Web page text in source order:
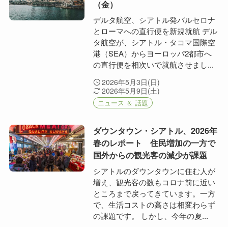
（金）
デルタ航空、シアトル発バルセロナ
とローマへの直行便を新規就航 デル
タ航空が、シアトル・タコマ国際空
港（SEA）からヨーロッパ2都市へ
の直行便を相次いで就航させまし...
2026年5月3日(日)
2026年5月9日(土)
ニュース ＆ 話題
ダウンタウン・シアトル、2026年
春のレポート 住民増加の一方で
国外からの観光客の減少が課題
シアトルのダウンタウンに住む人が
増え、観光客の数もコロナ前に近い
ところまで戻ってきています。一方
で、生活コストの高さは相変わらず
の課題です。 しかし、今年の夏...